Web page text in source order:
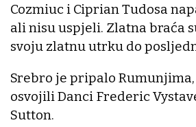
Cozmiuc i Ciprian Tudosa
ali nisu uspjeli. Zlatna braća
svoju zlatnu utrku do
Srebro je pripalo
osvojili Danci Frederic
Sutton.